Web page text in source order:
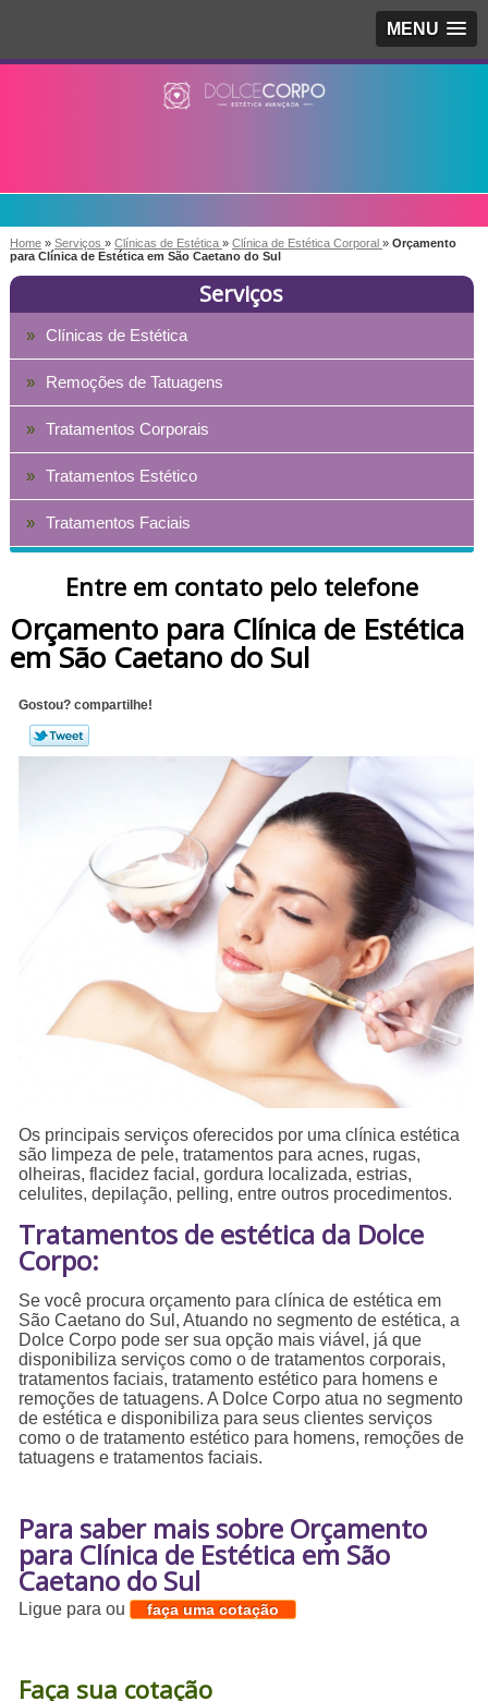
MENU
Home » Serviços » Clínicas de Estética » Clínica de Estética Corporal » Orçamento
para Clínica de Estética em São Caetano do Sul
Serviços
Clínicas de Estética
Remoções de Tatuagens
Tratamentos Corporais
Tratamentos Estético
Tratamentos Faciais
Entre em contato pelo telefone
Orçamento para Clínica de Estética
em São Caetano do Sul
Gostou? compartilhe!
Os principais serviços oferecidos por uma clínica estética
são limpeza de pele, tratamentos para acnes, rugas,
olheiras, flacidez facial, gordura localizada, estrias,
celulites, depilação, pelling, entre outros procedimentos.
Tratamentos de estética da Dolce
Corpo:
Se você procura orçamento para clínica de estética em
São Caetano do Sul, Atuando no segmento de estética, a
Dolce Corpo pode ser sua opção mais viável, já que
disponibiliza serviços como o de tratamentos corporais,
tratamentos faciais, tratamento estético para homens e
remoções de tatuagens. A Dolce Corpo atua no segmento
de estética e disponibiliza para seus clientes serviços
como o de tratamento estético para homens, remoções de
tatuagens e tratamentos faciais.
Para saber mais sobre Orçamento
para Clínica de Estética em São
Caetano do Sul
Ligue paraou faça uma cotação
Faça sua cotação